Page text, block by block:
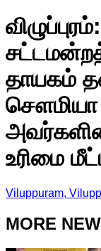
தாயகம்
சௌமியா
உரிமை
Viluppuram,
MORE